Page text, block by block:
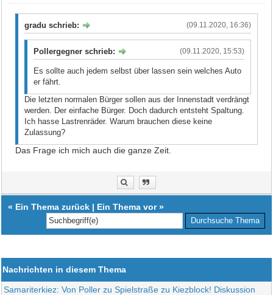
(09.11.2020, 16:36)
gradu schrieb:
(09.11.2020, 15:53)
Pollergegner schrieb:
Es sollte auch jedem selbst über lassen sein welches Auto
er fährt.
Die letzten normalen Bürger sollen aus der Innenstadt verdrängt
werden. Der einfache Bürger. Doch dadurch entsteht Spaltung.
Ich hasse Lastrenräder. Warum brauchen diese keine
Zulassung?
Das Frage ich mich auch die ganze Zeit.
« Ein Thema zurück | Ein Thema vor»
Nachrichten in diesem Thema
Samariterkiez: Von Poller zu Spielstraße zu Kiezblock! Diskussion